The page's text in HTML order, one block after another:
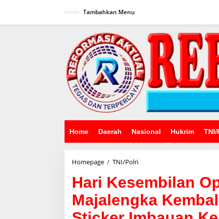
Tambahkan Menu
Home Daerah Nasional Hukrim TNI/
Homepage / TNI/PolriHari
Ops
Zebra
Lodaya,
Polres
Majalengka
Hari Kesembilan
Majalengka